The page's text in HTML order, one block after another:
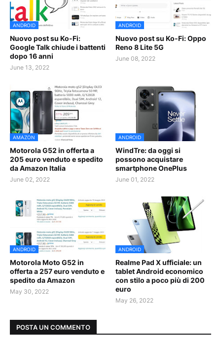
ANDROID
Nuovo post su Ko-Fi:
Google Talk chiude i battenti
dopo 16 anni
June 13, 2022
ANDROID
Nuovo post su Ko-Fi: Oppo
Reno 8 Lite 5G
June 08, 2022
AMAZON
Motorola G52 in offerta a
205 euro venduto e spedito
da Amazon Italia
June 02, 2022
ANDROID
WindTre: da oggi si
possono acquistare
smartphone OnePlus
June 01, 2022
ANDROID
Motorola Moto G52 in
offerta a 257 euro venduto e
spedito da Amazon
May 30, 2022
ANDROID
Realme Pad X ufficiale: un
tablet Android economico
con stilo a poco più di 200
euro
May 26, 2022
POSTA UN COMMENTO